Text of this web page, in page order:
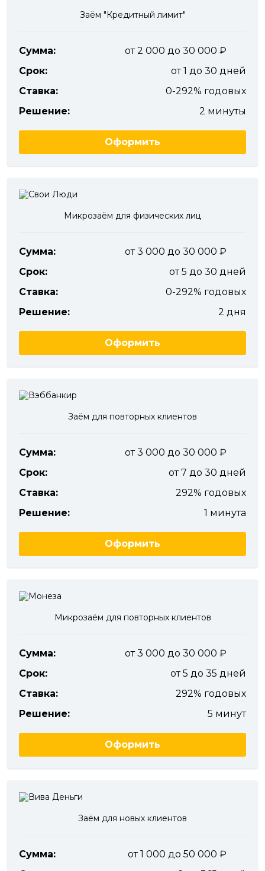
Заём "Кредитный лимит"
Сумма:
от 2 000 до 30 000
Срок:
от 1 до 30 дней
Ставка:
0-292% годовых
Решение:
2 минуты
Оформить
Микрозаём для физических лиц
Сумма:
от 3 000 до 30 000
Срок:
от 5 до 30 дней
Ставка:
0-292% годовых
Решение:
2 дня
Оформить
Заём для повторных клиентов
Сумма:
от 3 000 до 30 000
Срок:
от 7 до 30 дней
Ставка:
292% годовых
Решение:
1 минута
Оформить
Микрозаём для повторных клиентов
Сумма:
от 3 000 до 30 000
Срок:
от 5 до 35 дней
Ставка:
292% годовых
Решение:
5 минут
Оформить
Заём для новых клиентов
Сумма:
от 1 000 до 50 000